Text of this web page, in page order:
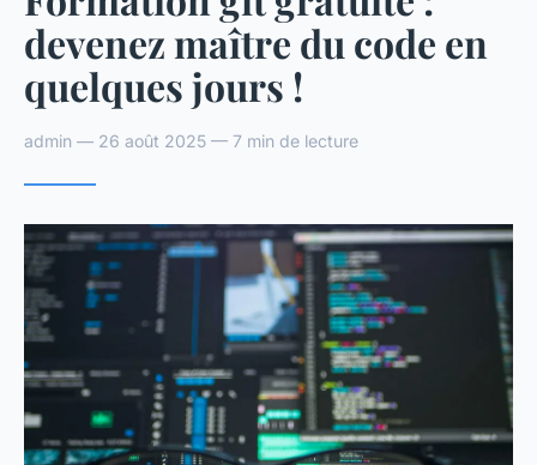
devenez maître du code en
quelques jours !
admin — 26 août 2025 — 7 min de lecture